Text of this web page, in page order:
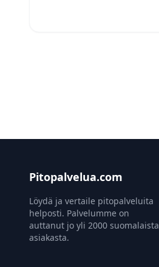
Pitopalvelua.com
Löydä ja vertaile pitopalveluita
helposti. Palvelumme on
auttanut jo yli 2000 suomalaista
asiakasta.